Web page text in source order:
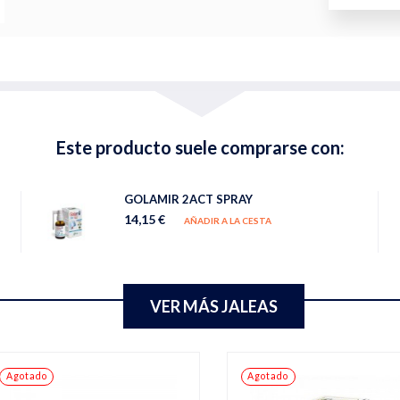
Este producto suele comprarse con:
GOLAMIR 2ACT SPRAY
14,15 € AÑADIR A LA CESTA
VER MÁS JALEAS
Agotado Agotado